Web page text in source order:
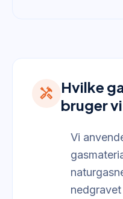
handyman Hvilke
bruger
Vi